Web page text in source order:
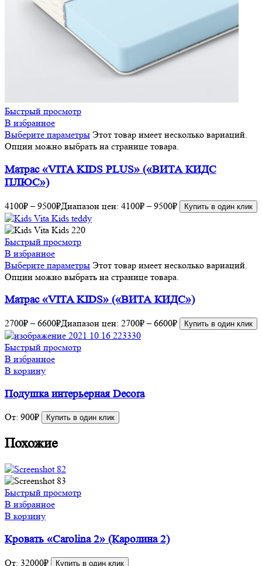
Быстрый просмотр
В избранное
Выберите параметры Этот товар имеет несколько вариаций.
Опции можно выбрать на странице товара.
Матрас «VITA KIDS PLUS» («ВИТА КИДС
ПЛЮС»)
4100₽ – 9500₽Диапазон цен: 4100₽ – 9500₽ Купить в один клик
Быстрый просмотр
В избранное
Выберите параметры Этот товар имеет несколько вариаций.
Опции можно выбрать на странице товара.
Матрас «VITA KIDS» («ВИТА КИДС»)
2700₽ – 6600₽Диапазон цен: 2700₽ – 6600₽ Купить в один клик
Быстрый просмотр
В избранное
В корзину
Подушка интерьерная Decora
От: 900₽ Купить в один клик
Похожие
Быстрый просмотр
В избранное
В корзину
Кровать «Carolina 2» (Каролина 2)
От: 32000₽ Купить в один клик